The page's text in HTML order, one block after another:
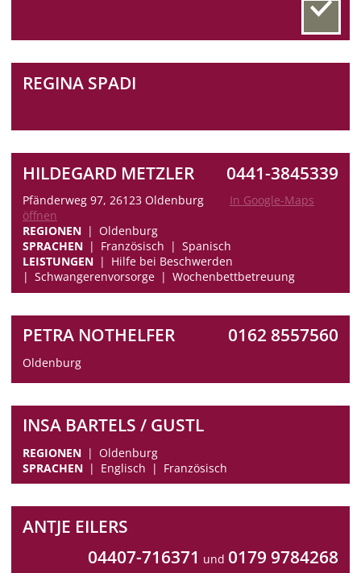
REGINA SPADI
HILDEGARD METZLER 0441-3845339
Pfänderweg 97, 26123 Oldenburg
In Google-Maps
öffnen
REGIONEN
Oldenburg
SPRACHEN
Französisch
Spanisch
LEISTUNGEN
Hilfe bei Beschwerden
Schwangerenvorsorge
Wochenbettbetreuung
PETRA NOTHELFER 0162 8557560
Oldenburg
INSA BARTELS / GUSTL
REGIONEN
Oldenburg
SPRACHEN
Englisch Französisch
ANTJE EILERS
04407-716371 und 0179 9784268